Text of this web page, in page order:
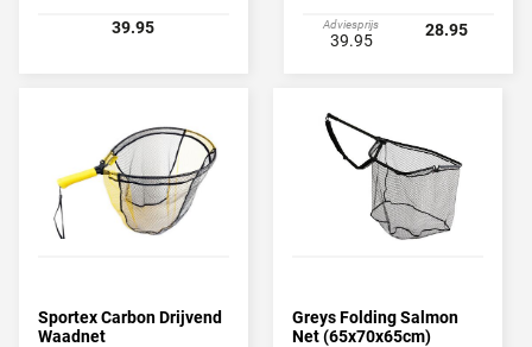
39.95 Adviesprijs
39.95
28.95
Sportex Carbon Drijvend
Waadnet
Greys Folding Salmon
Net (65x70x65cm)